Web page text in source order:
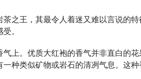
茶之王，其最令人着迷又难以言说的
。
上。优质大红袍的香气并非直白的
种类似矿物或岩石的清冽气息。这